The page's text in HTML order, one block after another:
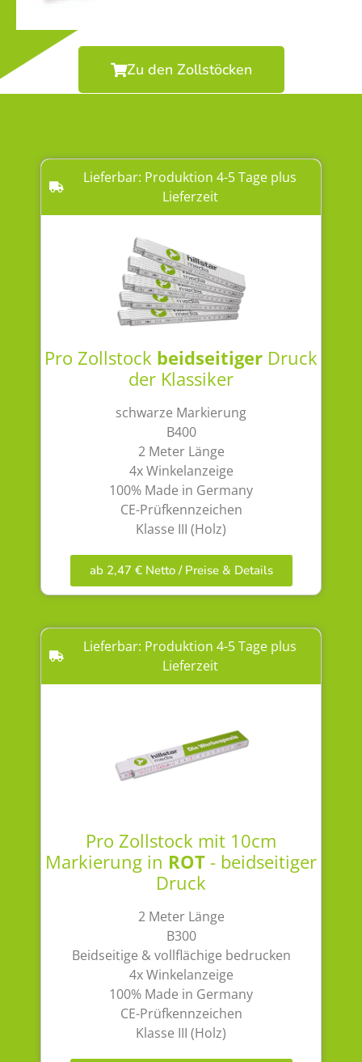
Zu den Zollstöcken
Lieferbar: Produktion 4-5 Tage plus
Lieferzeit
Pro Zollstock beidseitiger Druck
der Klassiker
schwarze Markierung
B400
2 Meter Länge
4x Winkelanzeige
100% Made in Germany
CE-Prüfkennzeichen
Klasse III (Holz)
ab 2,47 € Netto / Preise & Details
Lieferbar: Produktion 4-5 Tage plus
Lieferzeit
Pro Zollstock mit 10cm
Markierung in ROT- beidseitiger
Druck
2 Meter Länge
B300
Beidseitige & vollflächige bedrucken
4x Winkelanzeige
100% Made in Germany
CE-Prüfkennzeichen
Klasse III (Holz)